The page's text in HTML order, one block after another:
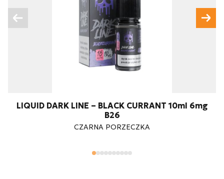
LIQUID DARK LINE – BLACK CURRANT 10ml 6mg
B26
CZARNA PORZECZKA